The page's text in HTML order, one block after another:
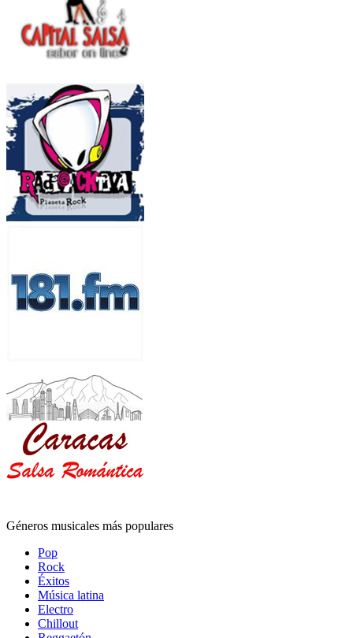
Géneros musicales más populares
Pop
Rock
Éxitos
Música latina
Electro
Chillout